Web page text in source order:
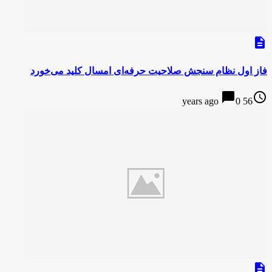
description
فاز اول نظام سنجش صلاحیت حرفه‌ای امسال کلید می‌خورد
access_time
56 years ago
chat_bubble0
description